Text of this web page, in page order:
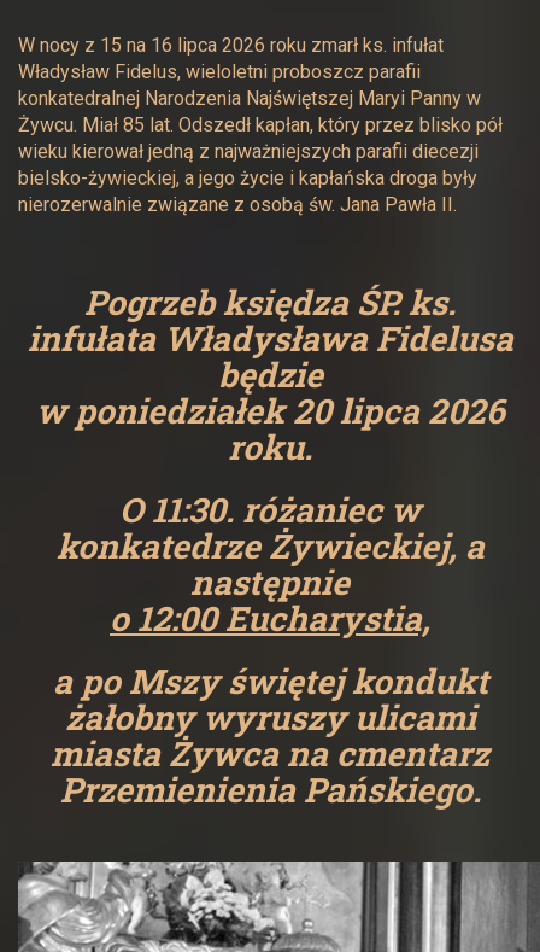
W nocy z 15 na 16 lipca 2026 roku zmarł ks. infułat
Władysław Fidelus, wieloletni proboszcz parafii
konkatedralnej Narodzenia Najświętszej Maryi Panny w
Żywcu. Miał 85 lat. Odszedł kapłan, który przez blisko pół
wieku kierował jedną z najważniejszych parafii diecezji
bielsko-żywieckiej, a jego życie i kapłańska droga były
nierozerwalnie związane z osobą św. Jana Pawła II.
Pogrzeb księdza ŚP. ks.
infułata Władysława Fidelusa
będzie
w poniedziałek 20 lipca 2026
roku.
O 11:30. różaniec w
konkatedrze Żywieckiej, a
następnie
o 12:00 Eucharystia,
a po Mszy świętej kondukt
żałobny wyruszy ulicami
miasta Żywca na cmentarz
Przemienienia Pańskiego.